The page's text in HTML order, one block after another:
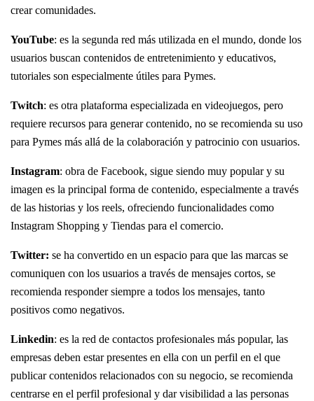
crear comunidades.
YouTube: es la segunda red más utilizada en el mundo, donde los
usuarios buscan contenidos de entretenimiento y educativos,
tutoriales son especialmente útiles para Pymes.
Twitch: es otra plataforma especializada en videojuegos, pero
requiere recursos para generar contenido, no se recomienda su uso
para Pymes más allá de la colaboración y patrocinio con usuarios.
Instagram: obra de Facebook, sigue siendo muy popular y su
imagen es la principal forma de contenido, especialmente a través
de las historias y los reels, ofreciendo funcionalidades como
Instagram Shopping y Tiendas para el comercio.
Twitter: se ha convertido en un espacio para que las marcas se
comuniquen con los usuarios a través de mensajes cortos, se
recomienda responder siempre a todos los mensajes, tanto
positivos como negativos.
Linkedin: es la red de contactos profesionales más popular, las
empresas deben estar presentes en ella con un perfil en el que
publicar contenidos relacionados con su negocio, se recomienda
centrarse en el perfil profesional y dar visibilidad a las personas